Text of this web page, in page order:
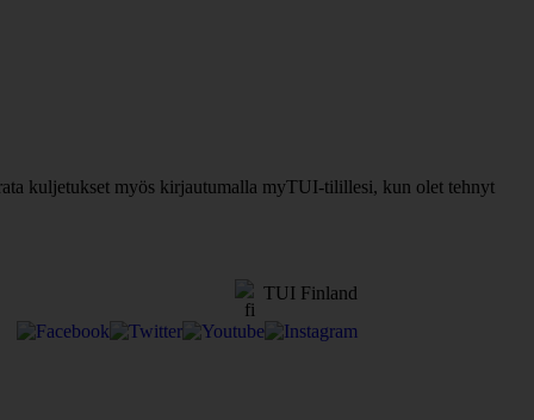
kuljetukset myös kirjautumalla myTUI-tilillesi, kun olet tehnyt
TUI Finland